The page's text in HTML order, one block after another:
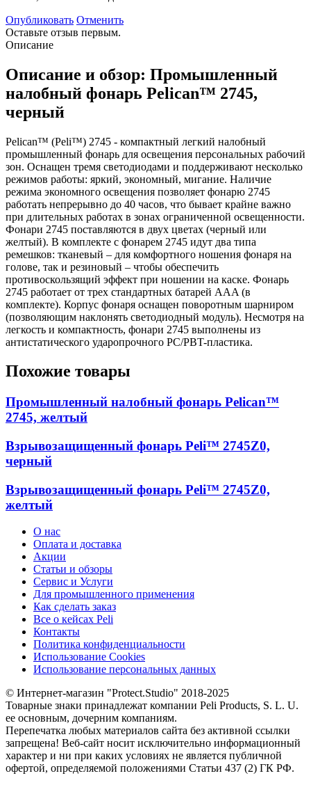
Опубликовать Отменить
Оставьте отзыв первым.
Описание
Описание и обзор: Промышленный
налобный фонарь Pelican™ 2745,
черный
Pelican™ (Peli™) 2745 - компактный легкий налобный
промышленный фонарь для освещения персональных рабочий
зон. Оснащен тремя светодиодами и поддерживают несколько
режимов работы: яркий, экономный, мигание. Наличие
режима экономного освещения позволяет фонарю 2745
работать непрерывно до 40 часов, что бывает крайне важно
при длительных работах в зонах ограниченной освещенности.
Фонари 2745 поставляются в двух цветах (черный или
желтый). В комплекте с фонарем 2745 идут два типа
ремешков: тканевый – для комфортного ношения фонаря на
голове, так и резиновый – чтобы обеспечить
противоскользящий эффект при ношении на каске. Фонарь
2745 работает от трех стандартных батарей AAA (в
комплекте). Корпус фонаря оснащен поворотным шарниром
(позволяющим наклонять светодиодный модуль). Несмотря на
легкость и компактность, фонари 2745 выполнены из
антистатического ударопрочного PC/PBT-пластика.
Похожие товары
Промышленный налобный фонарь Pelican™
2745, желтый
Взрывозащищенный фонарь Peli™ 2745Z0,
черный
Взрывозащищенный фонарь Peli™ 2745Z0,
желтый
О нас
Оплата и доставка
Акции
Статьи и обзоры
Сервис и Услуги
Для промышленного применения
Как сделать заказ
Все о кейсах Peli
Контакты
Политика конфиденциальности
Использование Cookies
Использование персональных данных
© Интернет-магазин "Protect.Studio" 2018-2025
Товарные знаки принадлежат компании Peli Products, S. L. U.
ее основным, дочерним компаниям.
Перепечатка любых материалов сайта без активной ссылки
запрещена! Веб-сайт носит исключительно информационный
характер и ни при каких условиях не является публичной
офертой, определяемой положениями Статьи 437 (2) ГК РФ.